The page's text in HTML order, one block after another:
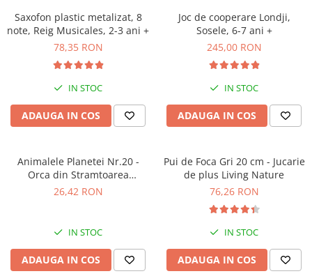
Saxofon plastic metalizat, 8
note, Reig Musicales, 2-3 ani +
78,35 RON
IN STOC
ADAUGA IN COS
Joc de cooperare Londji,
Sosele, 6-7 ani +
245,00 RON
IN STOC
ADAUGA IN COS
Animalele Planetei Nr.20 -
Orca din Stramtoarea
Gibraltar
26,42 RON
IN STOC
ADAUGA IN COS
Pui de Foca Gri 20 cm - Jucarie
de plus Living Nature
76,26 RON
IN STOC
ADAUGA IN COS